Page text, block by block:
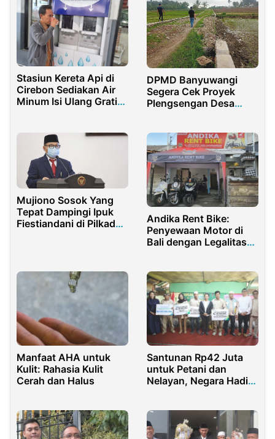
Stasiun Kereta Api di
Cirebon Sediakan Air
Minum Isi Ulang Gratis
DPMD Banyuwangi
Segera Cek Proyek
Plengsengan Desa
Mujiono Sosok Yang
Tepat Dampingi Ipuk
Fiestiandani di Pilkada
Andika Rent Bike:
Penyewaan Motor di
Bali dengan Legalitas
Manfaat AHA untuk
Kulit: Rahasia Kulit
Cerah dan Halus
Santunan Rp42 Juta
untuk Petani dan
Nelayan, Negara Hadir